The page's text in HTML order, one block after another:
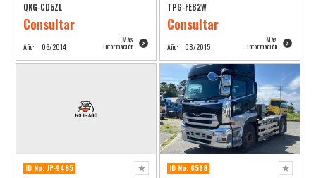
QKG-CD5ZL
Consultar
Año: 06/2014
Más
información
TPG-FEB2W
Consultar
Año: 08/2015
Más
información
ID No. JP-9485 ID No. 6568